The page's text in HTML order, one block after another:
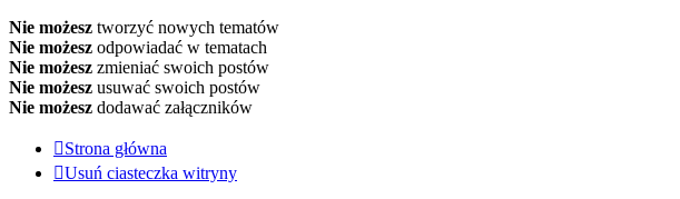
Nie możesz tworzyć nowych tematów
Nie możesz odpowiadać w tematach
Nie możesz zmieniać swoich postów
Nie możesz usuwać swoich postów
Nie możesz dodawać załączników
Strona główna
Usuń ciasteczka witryny